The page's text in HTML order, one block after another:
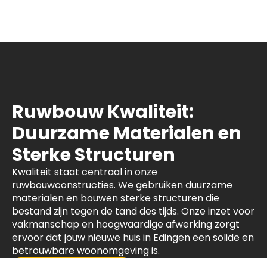
Ruwbouw Kwaliteit:
Duurzame Materialen en
Sterke Structuren
Kwaliteit staat centraal in onze
ruwbouwconstructies. We gebruiken duurzame
materialen en bouwen sterke structuren die
bestand zijn tegen de tand des tijds. Onze inzet voor
vakmanschap en hoogwaardige afwerking zorgt
ervoor dat jouw nieuwe huis in Edingen een solide en
betrouwbare woonomgeving is.